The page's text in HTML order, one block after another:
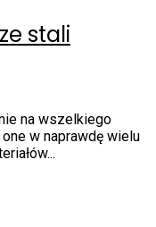
stali
na wszelkiego
w naprawdę wielu